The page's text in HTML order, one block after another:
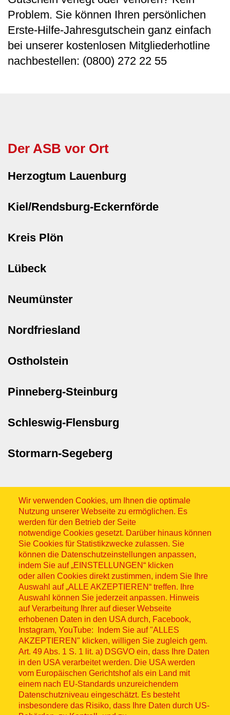
Problem. Sie können Ihren persönlichen
Erste-Hilfe-Jahresgutschein ganz einfach
bei unserer kostenlosen Mitgliederhotline
nachbestellen: (0800) 272 22 55
Der ASB vor Ort
Herzogtum Lauenburg
Kiel/Rendsburg-Eckernförde
Kreis Plön
Lübeck
Neumünster
Nordfriesland
Ostholstein
Pinneberg-Steinburg
Schleswig-Flensburg
Stormarn-Segeberg
Wir verwenden Cookies, um Ihnen die optimale
Nutzung unserer Webseite zu ermöglichen. Es
werden für den Betrieb der Seite
notwendige Cookies gesetzt. Darüber hinaus können
Sie Cookies für Statistikzwecke zulassen. Sie
können die Datenschutzeinstellungen anpassen,
indem Sie auf „EINSTELLUNGEN“ klicken
oder allen Cookies direkt zustimmen, indem Sie Ihre
Auswahl auf „ALLE AKZEPTIEREN“ treffen. Ihre
Auswahl können Sie jederzeit anpassen. Hinweis
auf Verarbeitung Ihrer auf dieser Webseite
erhobenen Daten in den USA durch, Facebook,
Instagram, YouTube: Indem Sie auf "ALLES
AKZEPTIEREN" klicken, willigen Sie zugleich gem.
Art. 49 Abs. 1 S. 1 lit. a) DSGVO ein, dass Ihre Daten
in den USA verarbeitet werden. Die USA werden
vom Europäischen Gerichtshof als ein Land mit
einem nach EU-Standards unzureichendem
Datenschutzniveau eingeschätzt. Es besteht
insbesondere das Risiko, dass Ihre Daten durch US-
Sitemap
© ASB 2026
Fußzeilenmenü
Impressum
Datenschutz
Kontakt
Hinweisgebersystem